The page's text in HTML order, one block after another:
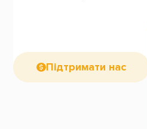
Підтримати нас